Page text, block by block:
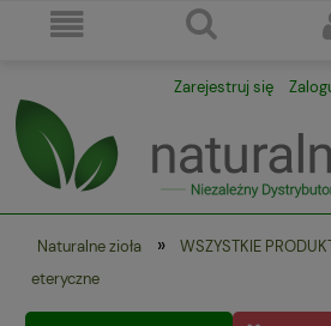
Zarejestruj się
Naturalne zioła » WSZYSTKIE
eteryczne